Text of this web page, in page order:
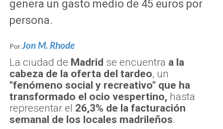
genera un gasto medio de 45 euros por
persona.
PorJon M. Rhode
La ciudad de Madrid se encuentra a la
cabeza de la oferta del tardeo, un
"fenómeno social y recreativo" que ha
transformado el ocio vespertino, hasta
representar el 26,3% de la facturación
semanal de los locales madrileños.